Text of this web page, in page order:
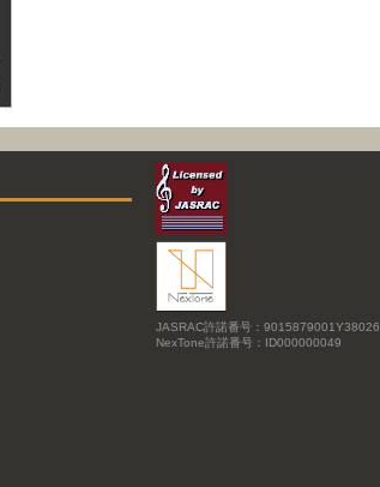
JASRAC許諾番号：9015879001Y38026
NexTone許諾番号：ID000000049